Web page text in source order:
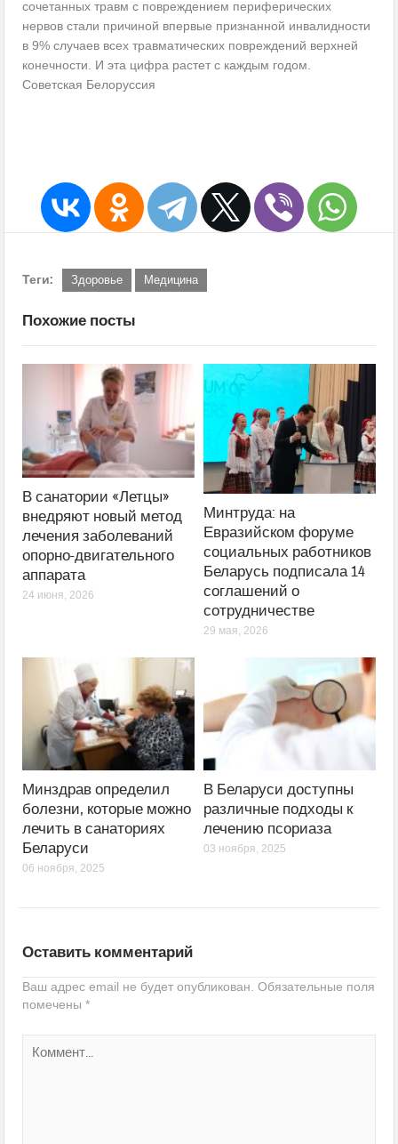
сочетанных травм с повреждением периферических
нервов стали причиной впервые признанной инвалидности
в 9% случаев всех травматических повреждений верхней
конечности. И эта цифра растет с каждым годом.
Советская Белоруссия
Теги: Здоровье Медицина
Похожие посты
В санатории «Летцы»
внедряют новый метод
лечения заболеваний
опорно-двигательного
аппарата
24 июня, 2026
Минтруда: на
Евразийском форуме
социальных работников
Беларусь подписала 14
соглашений о
сотрудничестве
29 мая, 2026
Минздрав определил
болезни, которые можно
лечить в санаториях
Беларуси
06 ноября, 2025
В Беларуси доступны
различные подходы к
лечению псориаза
03 ноября, 2025
Оставить комментарий
Ваш адрес email не будет опубликован. Обязательные поля
помечены*